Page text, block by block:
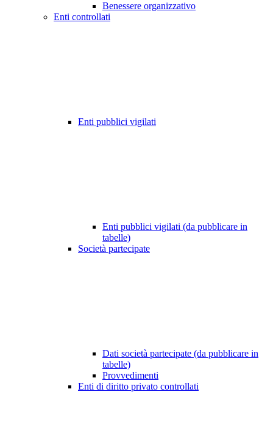
Benessere organizzativo
Enti controllati
Enti pubblici vigilati
Enti pubblici vigilati (da pubblicare in
tabelle)
Società partecipate
Dati società partecipate (da pubblicare in
tabelle)
Provvedimenti
Enti di diritto privato controllati